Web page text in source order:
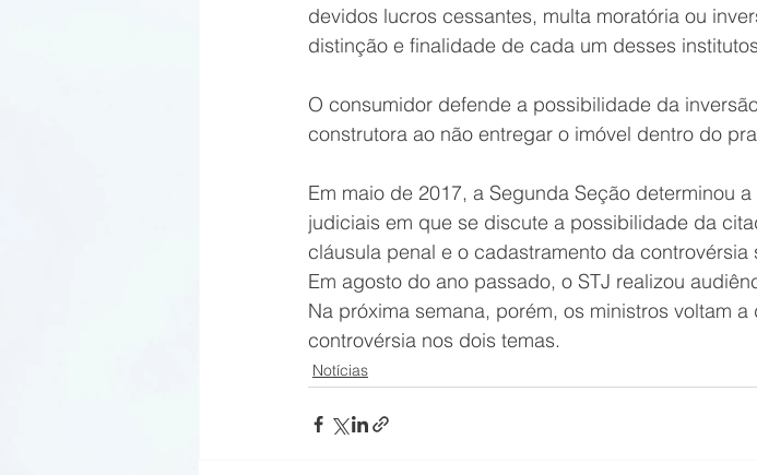
devidos lucros cessantes, multa moratória ou
distinção e finalidade de cada um desses
O consumidor defende a possibilidade da
construtora ao não entregar o imóvel dentro do
Em maio de 2017, a Segunda Seção determinou
judiciais em que se discute a possibilidade da
cláusula penal e o cadastramento da
Em agosto do ano passado, o STJ realizou
Na próxima semana, porém, os ministros voltam
controvérsia nos dois temas.
Notícias